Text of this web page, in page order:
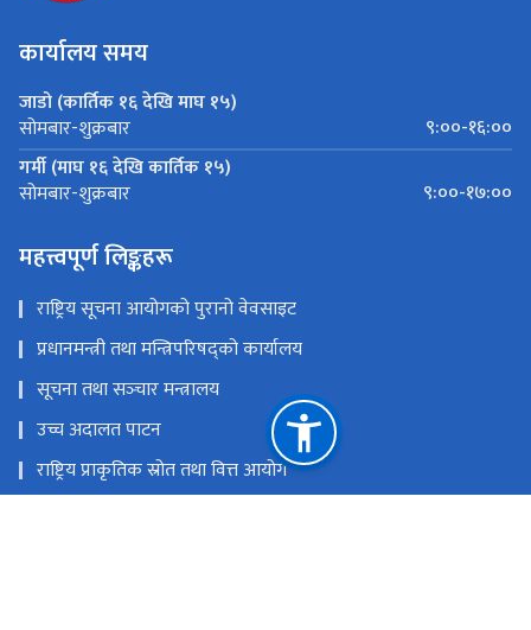
कार्यालय समय
जाडो (कार्तिक १६ देखि माघ १५)
सोमबार-शुक्रबार
९:००-१६:००
गर्मी (माघ १६ देखि कार्तिक १५)
सोमबार-शुक्रबार ९:००-१७:००
महत्त्वपूर्ण लिङ्कहरू
राष्ट्रिय सूचना आयोगको पुरानो वेवसाइट
प्रधानमन्त्री तथा मन्त्रिपरिषद्को कार्यालय
सूचना तथा सञ्‍चार मन्त्रालय
उच्च अदालत पाटन
राष्ट्रिय प्राकृतिक स्रोत तथा वित्त आयोग